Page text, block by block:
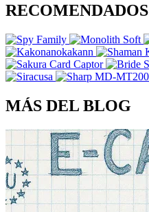
RECOMENDADOS
MÁS DEL BLOG